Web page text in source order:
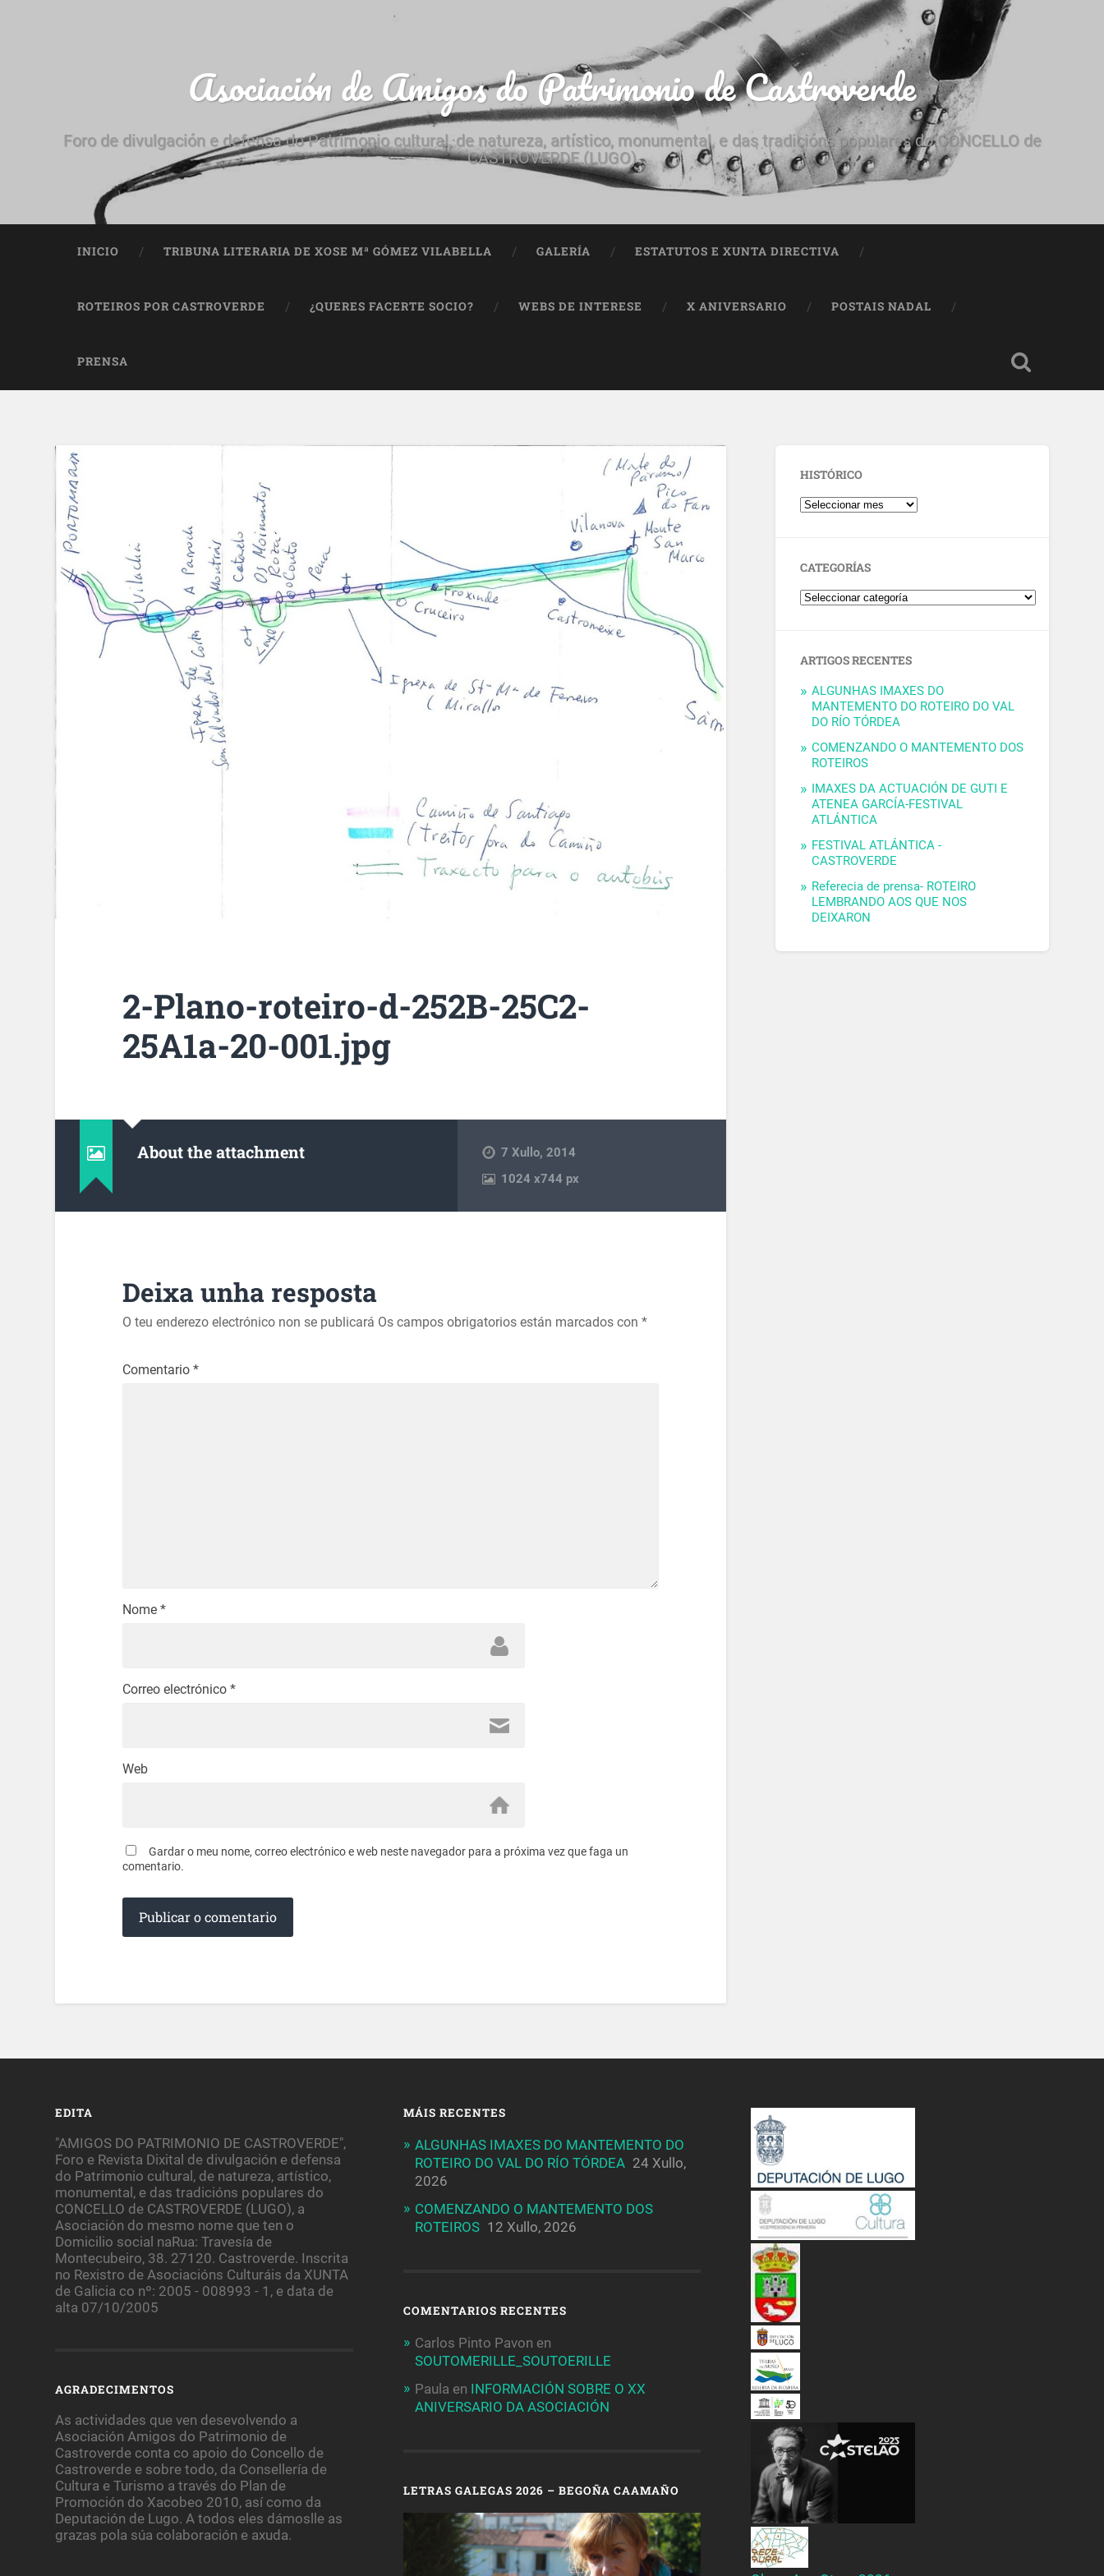
Asociación de Amigos do Patrimonio de Castroverde
Foro de divulgación e defensa do Patrimonio cultural, de natureza, artístico, monumental, e das tradicións populares do CONCELLO de
CASTROVERDE (LUGO)
INICIO TRIBUNA LITERARIA DE XOSE Mª GÓMEZ VILABELLA GALERÍA ESTATUTOS E XUNTA DIRECTIVA
ROTEIROS POR CASTROVERDE ¿QUERES FACERTE SOCIO? WEBS DE INTERESE X ANIVERSARIO POSTAIS NADAL
PRENSA
2-Plano-roteiro-d-252B-25C2-
25A1a-20-001.jpg
About the attachment
7 Xullo, 2014
1024x744 px
Deixa unha resposta
O teu enderezo electrónico non se publicará Os campos obrigatorios están marcados con *
Comentario *
Nome *
Correo electrónico *
Web
Gardar o meu nome, correo electrónico e web neste navegador para a próxima vez que faga un
comentario.
HISTÓRICO
CATEGORÍAS
ARTIGOS RECENTES
ALGUNHAS IMAXES DO
MANTEMENTO DO ROTEIRO DO VAL
DO RÍO TÓRDEA
COMENZANDO O MANTEMENTO DOS
ROTEIROS
IMAXES DA ACTUACIÓN DE GUTI E
ATENEA GARCÍA-FESTIVAL
ATLÁNTICA
FESTIVAL ATLÁNTICA -
CASTROVERDE
Referecia de prensa- ROTEIRO
LEMBRANDO AOS QUE NOS
DEIXARON
EDITA
"AMIGOS DO PATRIMONIO DE CASTROVERDE",
Foro e Revista Dixital de divulgación e defensa
do Patrimonio cultural, de natureza, artístico,
monumental, e das tradicións populares do
CONCELLO de CASTROVERDE (LUGO), a
Asociación do mesmo nome que ten o
Domicilio social naRua: Travesía de
Montecubeiro, 38. 27120. Castroverde. Inscrita
no Rexistro de Asociacións Culturáis da XUNTA
de Galicia co nº: 2005 - 008993 - 1, e data de
alta 07/10/2005
AGRADECIMENTOS
As actividades que ven desevolvendo a
Asociación Amigos do Patrimonio de
Castroverde conta co apoio do Concello de
Castroverde e sobre todo, da Consellería de
Cultura e Turismo a través do Plan de
Promoción do Xacobeo 2010, así como da
Deputación de Lugo. A todos eles dámoslle as
grazas pola súa colaboración e axuda.
MÁIS RECENTES
ALGUNHAS IMAXES DO MANTEMENTO DO
ROTEIRO DO VAL DO RÍO TÓRDEA 24 Xullo,
2026
COMENZANDO O MANTEMENTO DOS
ROTEIROS 12 Xullo, 2026
COMENTARIOS RECENTES
Carlos Pinto Pavon en
SOUTOMERILLE_SOUTOERILLE
Paula en INFORMACIÓN SOBRE O XX
ANIVERSARIO DA ASOCIACIÓN
LETRAS GALEGAS 2026 – BEGOÑA CAAMAÑO